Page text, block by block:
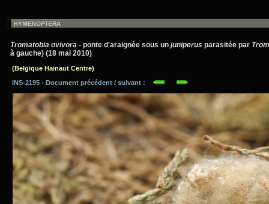
Tromatobia ovivora - ponte d'araignée sous un juniperus parasitée par
à gauche) (18 mai 2010)
(Belgique Hainaut Centre)
INS-2195 - Document précédent / suivant :